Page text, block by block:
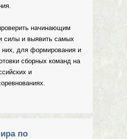
начинающим
силы и выявить самых
них, для формирования и
сборных команд на
и
в Анапе, 13-16 сентября
по